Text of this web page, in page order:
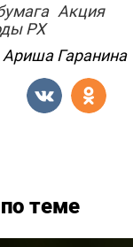
Акция
РХ
Ариша Гаранина
теме